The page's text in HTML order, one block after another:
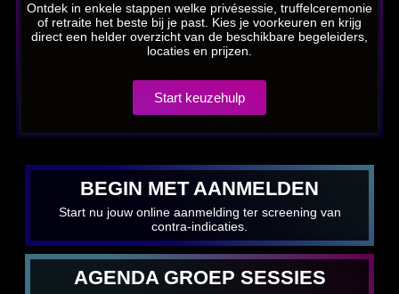
Ontdek in enkele stappen welke privésessie, truffelceremonie
of retraite het beste bij je past. Kies je voorkeuren en krijg
direct een helder overzicht van de beschikbare begeleiders,
locaties en prijzen.
Start keuzehulp
BEGIN MET AANMELDEN
Start nu jouw online aanmelding ter screening van
contra-indicaties.
AGENDA GROEP SESSIES